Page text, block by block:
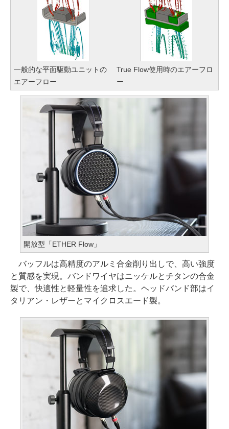
一般的な平面駆動ユニットの
エアーフロー
True Flow使用時のエアーフロ
ー
開放型「ETHER Flow」
バッフルは高精度のアルミ合金削り出しで、高い強度
と質感を実現。バンドワイヤはニッケルとチタンの合金
製で、快適性と軽量性を追求した。ヘッドバンド部はイ
タリアン・レザーとマイクロスエード製。